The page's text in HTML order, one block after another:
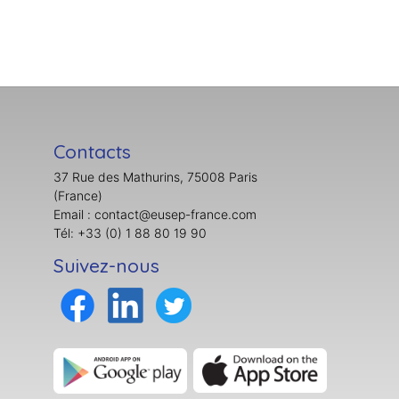
Contacts
37 Rue des Mathurins, 75008 Paris
(France)
Email : contact@eusep-france.com
Tél: +33 (0) 1 88 80 19 90
Suivez-nous